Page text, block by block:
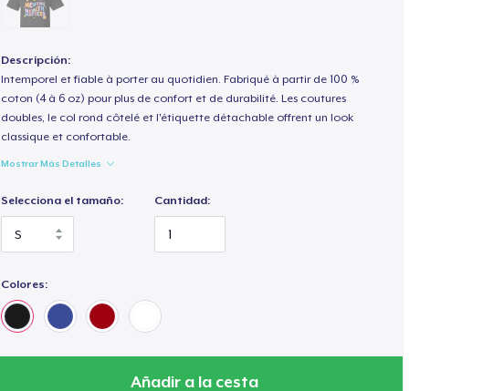
Descripción:
Intemporel et fiable à porter au quotidien. Fabriqué à partir de 100 %
coton (4 à 6 oz) pour plus de confort et de durabilité. Les coutures
doubles, le col rond côtelé et l'étiquette détachable offrent un look
classique et confortable.
Mostrar Más Detalles
Selecciona el tamaño: Cantidad:
Colores:
Añadir a la cesta